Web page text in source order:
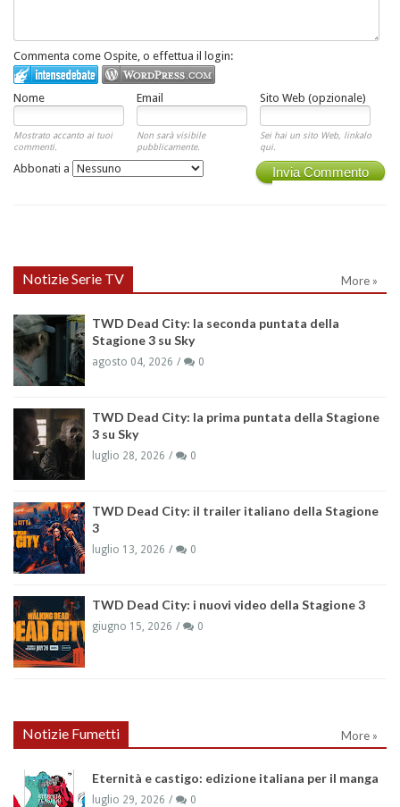
Commenta come Ospite, o effettua il login:
Nome Email Sito Web (opzionale)
Mostrato accanto ai tuoi
commenti.
Non sarà visibile
pubblicamente.
Sei hai un sito Web, linkalo
qui.
Invia Commento
Abbonati a
Notizie Serie TV More »
TWD Dead City: la seconda puntata della
Stagione 3 su Sky
agosto 04, 2026 0
TWD Dead City: la prima puntata della Stagione
3 su Sky
luglio 28, 2026 0
TWD Dead City: il trailer italiano della Stagione
3
luglio 13, 2026 0
TWD Dead City: i nuovi video della Stagione 3
giugno 15, 2026 0
Notizie Fumetti More »
Eternità e castigo: edizione italiana per il manga
luglio 29, 2026 0